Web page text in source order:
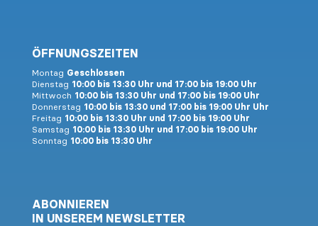
ÖFFNUNGSZEITEN
Montag Geschlossen
Dienstag 10:00 bis 13:30 Uhr und 17:00 bis 19:00 Uhr
Mittwoch 10:00 bis 13:30 Uhr und 17:00 bis 19:00 Uhr
Donnerstag 10:00 bis 13:30 und 17:00 bis 19:00 Uhr Uhr
Freitag 10:00 bis 13:30 Uhr und 17:00 bis 19:00 Uhr
Samstag 10:00 bis 13:30 Uhr und 17:00 bis 19:00 Uhr
Sonntag 10:00 bis 13:30 Uhr
ABONNIEREN
IN UNSEREM NEWSLETTER